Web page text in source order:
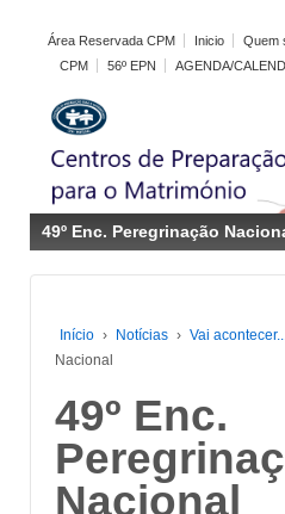
Área Reservada CPM Inicio Quem
CPM
56º EPN AGENDA/
49º Enc. Peregrinação
Início › Notícias › Vai
Nacional
49º Enc.
Nacional